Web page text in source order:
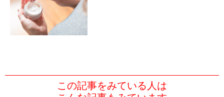
この記事をみている人は